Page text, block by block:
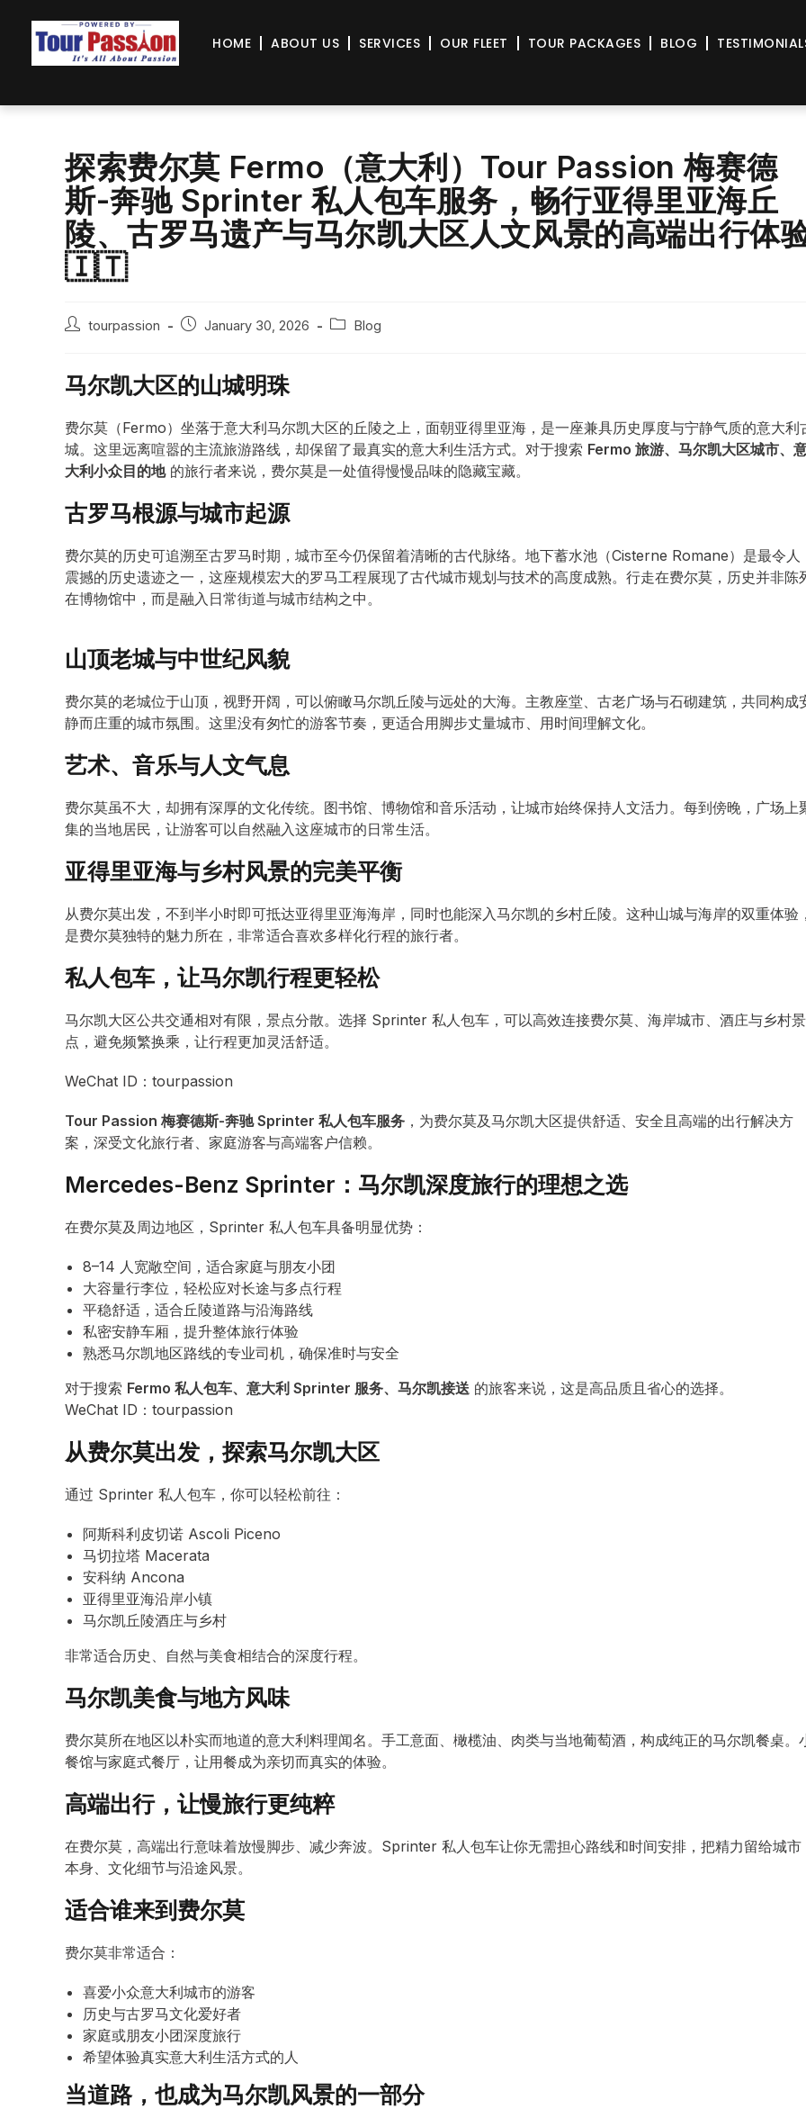
HOME ABOUT US SERVICES OUR FLEET TOUR PACKAGES BLOG
探索费尔莫 Fermo（意大利）Tour Passion 梅赛德
斯-奔驰 Sprinter 私人包车服务，畅行亚得里亚海丘
陵、古罗马遗产与马尔凯大区人文风景的高端出行体
🇮🇹
tourpassion January 30, 2026 Blog
马尔凯大区的山城明珠
费尔莫（Fermo）坐落于意大利马尔凯大区的丘陵之上，面朝亚得里亚海，是一座兼具历史厚度与宁静气质的意大利
城。这里远离喧嚣的主流旅游路线，却保留了最真实的意大利生活方式。对于搜索 Fermo 旅游、马尔凯大区城市、
大利小众目的地的旅行者来说，费尔莫是一处值得慢慢品味的隐藏宝藏。
古罗马根源与城市起源
费尔莫的历史可追溯至古罗马时期，城市至今仍保留着清晰的古代脉络。地下蓄水池（Cisterne Romane）是最令人
震撼的历史遗迹之一，这座规模宏大的罗马工程展现了古代城市规划与技术的高度成熟。行走在费尔莫，历史并非陈
在博物馆中，而是融入日常街道与城市结构之中。
山顶老城与中世纪风貌
费尔莫的老城位于山顶，视野开阔，可以俯瞰马尔凯丘陵与远处的大海。主教座堂、古老广场与石砌建筑，共同构成
静而庄重的城市氛围。这里没有匆忙的游客节奏，更适合用脚步丈量城市、用时间理解文化。
艺术、音乐与人文气息
费尔莫虽不大，却拥有深厚的文化传统。图书馆、博物馆和音乐活动，让城市始终保持人文活力。每到傍晚，广场上
集的当地居民，让游客可以自然融入这座城市的日常生活。
亚得里亚海与乡村风景的完美平衡
从费尔莫出发，不到半小时即可抵达亚得里亚海海岸，同时也能深入马尔凯的乡村丘陵。这种山城与海岸的双重体验
是费尔莫独特的魅力所在，非常适合喜欢多样化行程的旅行者。
私人包车，让马尔凯行程更轻松
马尔凯大区公共交通相对有限，景点分散。选择 Sprinter 私人包车，可以高效连接费尔莫、海岸城市、酒庄与乡村景
点，避免频繁换乘，让行程更加灵活舒适。
WeChat ID：tourpassion
Tour Passion 梅赛德斯-奔驰 Sprinter 私人包车服务 ，为费尔莫及马尔凯大区提供舒适、安全且高端的出行解决方
案，深受文化旅行者、家庭游客与高端客户信赖。
Mercedes-Benz Sprinter：马尔凯深度旅行的理想之选
在费尔莫及周边地区，Sprinter 私人包车具备明显优势：
8–14 人宽敞空间，适合家庭与朋友小团
大容量行李位，轻松应对长途与多点行程
平稳舒适，适合丘陵道路与沿海路线
私密安静车厢，提升整体旅行体验
熟悉马尔凯地区路线的专业司机，确保准时与安全
对于搜索 Fermo 私人包车、意大利 Sprinter 服务、马尔凯接送 的旅客来说，这是高品质且省心的选择。
WeChat ID：tourpassion
从费尔莫出发，探索马尔凯大区
通过 Sprinter 私人包车，你可以轻松前往：
阿斯科利皮切诺 Ascoli Piceno
马切拉塔 Macerata
安科纳 Ancona
亚得里亚海沿岸小镇
马尔凯丘陵酒庄与乡村
非常适合历史、自然与美食相结合的深度行程。
马尔凯美食与地方风味
费尔莫所在地区以朴实而地道的意大利料理闻名。手工意面、橄榄油、肉类与当地葡萄酒，构成纯正的马尔凯餐桌。
餐馆与家庭式餐厅，让用餐成为亲切而真实的体验。
高端出行，让慢旅行更纯粹
在费尔莫，高端出行意味着放慢脚步、减少奔波。Sprinter 私人包车让你无需担心路线和时间安排，把精力留给城市
本身、文化细节与沿途风景。
适合谁来到费尔莫
费尔莫非常适合：
喜爱小众意大利城市的游客
历史与古罗马文化爱好者
家庭或朋友小团深度旅行
希望体验真实意大利生活方式的人
当道路，也成为马尔凯风景的一部分